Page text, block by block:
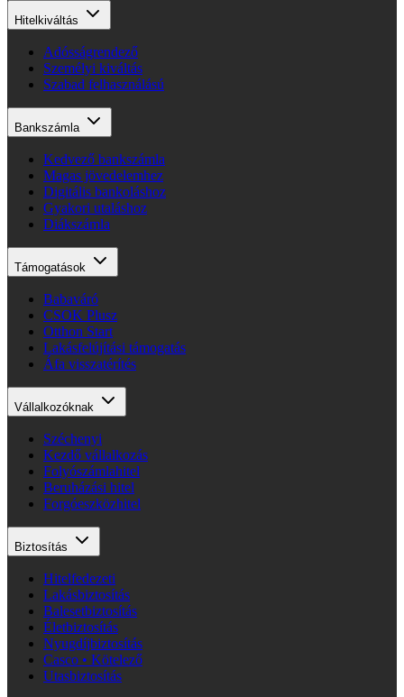
Hitelkiváltás
Adósságrendező
Személyi kiváltás
Szabad felhasználású
Bankszámla
Kedvező bankszámla
Magas jövedelemhez
Digitális bankoláshoz
Gyakori utaláshoz
Diákszámla
Támogatások
Babaváró
CSOK Plusz
Otthon Start
Lakásfelújítási támogatás
Áfa visszatérítés
Vállalkozóknak
Széchenyi
Kezdő vállalkozás
Folyószámlahitel
Beruházási hitel
Forgóeszközhitel
Biztosítás
Hitelfedezeti
Lakásbiztosítás
Balesetbiztosítás
Életbiztosítás
Nyugdíjbiztosítás
Casco • Kötelező
Utasbiztosítás